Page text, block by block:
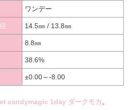
ワンデー
14.5㎜ / 13.8㎜
8.8㎜
38.6%
±0.00～-8.00
candymagic 1day ダークモカ 。